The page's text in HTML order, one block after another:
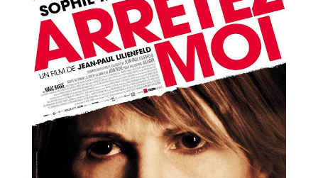
RESTAURANTS
SPECTACLES
LA
NUIT
FORUM
CONTACT